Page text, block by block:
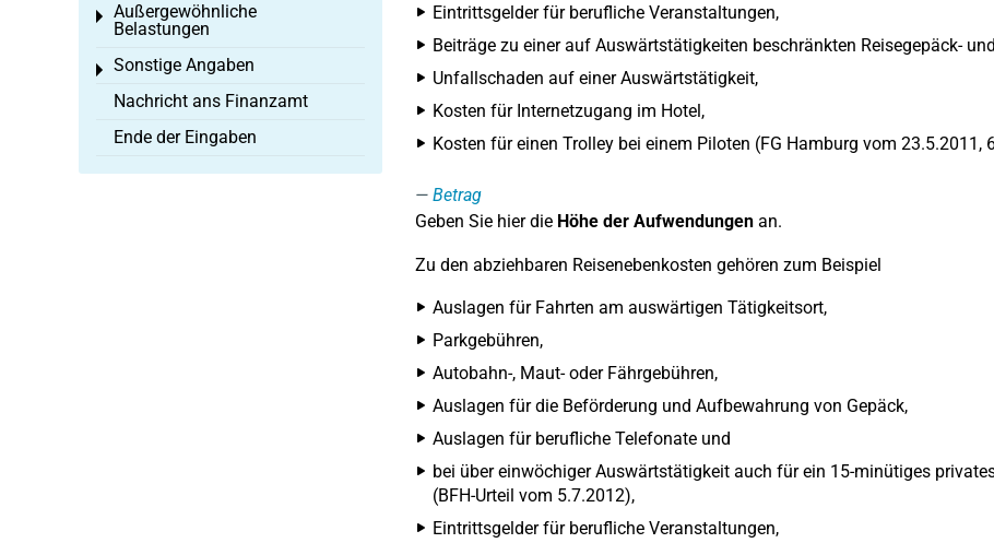
Eintrittsgelder für berufliche Veranstaltungen,
Beiträge zu einer auf Auswärtstätigkeiten beschränkten Reisegepäck-
Unfallschaden auf einer Auswärtstätigkeit,
Kosten für Internetzugang im Hotel,
Kosten für einen Trolley bei einem Piloten (FG Hamburg vom 23.5.2011,
Betrag
Geben Sie hier die Höhe der Aufwendungenan.
Zu den abziehbaren Reisenebenkosten gehören zum Beispiel
Auslagen für Fahrten am auswärtigen Tätigkeitsort,
Parkgebühren,
Autobahn-, Maut- oder Fährgebühren,
Auslagen für die Beförderung und Aufbewahrung von Gepäck,
Auslagen für berufliche Telefonate und
bei über einwöchiger Auswärtstätigkeit auch für ein 15-minütiges
(BFH-Urteil vom 5.7.2012),
Eintrittsgelder für berufliche Veranstaltungen,
Außergewöhnliche
Belastungen
Toggle menu
Sonstige Angaben
Toggle menu
Nachricht ans Finanzamt
Ende der Eingaben